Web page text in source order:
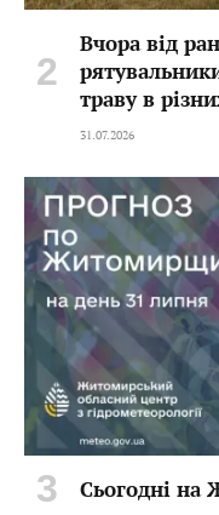
Вчора від
траву в
31.07.2026
Сьогодні на